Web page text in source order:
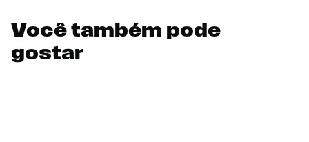
Você também pode
gostar